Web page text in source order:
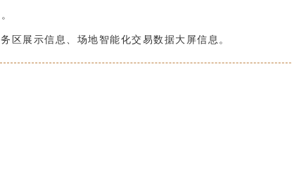
区展示信息、场地智能化交易数据大屏信息。